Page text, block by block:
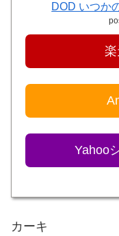
DOD いつか
Yahoo
カーキ